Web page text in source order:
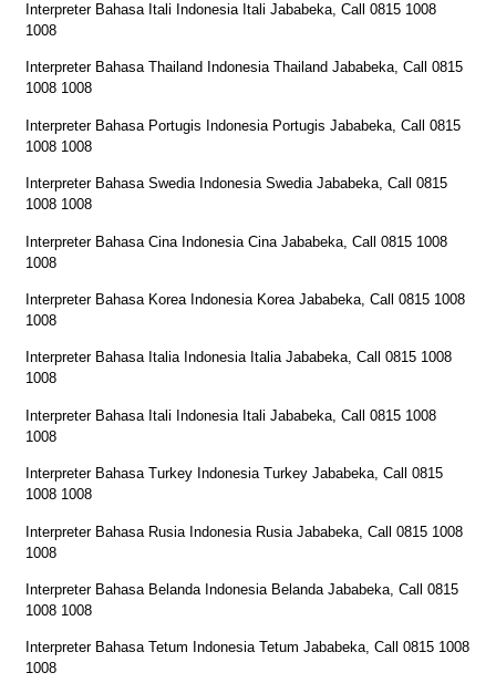
Interpreter Bahasa Itali Indonesia Itali Jababeka, Call 0815 1008
1008
Interpreter Bahasa Thailand Indonesia Thailand Jababeka, Call 0815
1008 1008
Interpreter Bahasa Portugis Indonesia Portugis Jababeka, Call 0815
1008 1008
Interpreter Bahasa Swedia Indonesia Swedia Jababeka, Call 0815
1008 1008
Interpreter Bahasa Cina Indonesia Cina Jababeka, Call 0815 1008
1008
Interpreter Bahasa Korea Indonesia Korea Jababeka, Call 0815 1008
1008
Interpreter Bahasa Italia Indonesia Italia Jababeka, Call 0815 1008
1008
Interpreter Bahasa Itali Indonesia Itali Jababeka, Call 0815 1008
1008
Interpreter Bahasa Turkey Indonesia Turkey Jababeka, Call 0815
1008 1008
Interpreter Bahasa Rusia Indonesia Rusia Jababeka, Call 0815 1008
1008
Interpreter Bahasa Belanda Indonesia Belanda Jababeka, Call 0815
1008 1008
Interpreter Bahasa Tetum Indonesia Tetum Jababeka, Call 0815 1008
1008